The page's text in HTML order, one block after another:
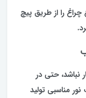
چراغ را از طریق پیچ
نباشد، حتی در
مناسبی تولید